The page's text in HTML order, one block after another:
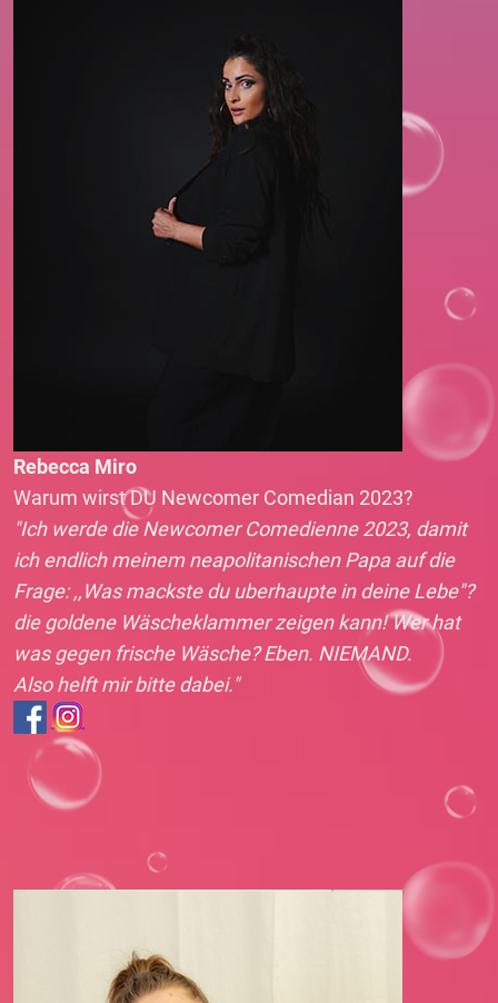
Rebecca Miro
Warum wirst DU Newcomer Comedian 2023?
"Ich werde die Newcomer Comedienne 2023, damit
ich endlich meinem neapolitanischen Papa auf die
Frage: ,,Was mackste du uberhaupte in deine Lebe"?
die goldene Wäscheklammer zeigen kann! Wer hat
was gegen frische Wäsche? Eben. NIEMAND.
Also helft mir bitte dabei."